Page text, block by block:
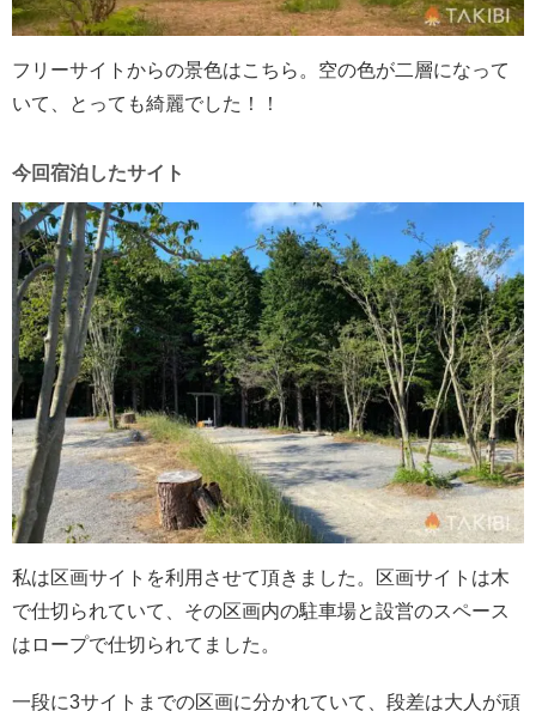
フリーサイトからの景色はこちら。空の色が二層になって
いて、とっても綺麗でした！！
今回宿泊したサイト
私は区画サイトを利用させて頂きました。区画サイトは木
で仕切られていて、その区画内の駐車場と設営のスペース
はロープで仕切られてました。
一段に3サイトまでの区画に分かれていて、段差は大人が頑